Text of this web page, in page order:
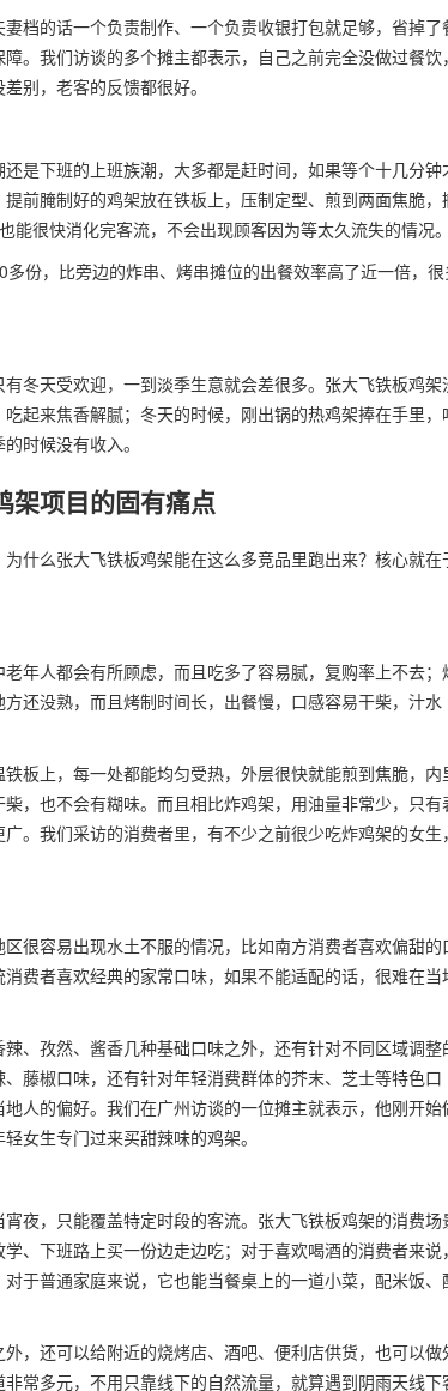
档的话一个负责制作、一个负责收银打包就足够，省掉了
。我们访谈的多个摊主都表示，自己之前完全没做过餐饮，
别，老客的反馈都很好。
是下班的上班族潮，大多都是赶时间，如果等个十几分钟
前腌制好的鸡架放在铁板上，压制定型、煎到两面焦脆，
很快消化完客流，不会出现顾客因为等太久流失的情况。
份，比旁边的炸串、烤串摊位的出餐效率高了近一倍，很
冬天受欢迎，一到淡季生意就会差很多。张大飞铁板鸡架
起来焦香解腻；冬天的时候，刚出锅的热鸡架捧在手里，
时候没有收入。
架项目的固有痛点
什么张大飞铁板鸡架能在这么多竞品里跑出来？核心就在
年人都会有所顾虑，而且吃多了容易腻，复购率上不去；
还没熟，而且烤制时间长，出餐慢，口感容易干柴，汁水
板上，每一处都能均匀受热，外层很快就能煎到焦脆，内
，也不会有糊味。而且相比炸鸡架，用油量非常少，只有
。我们采访的消费者里，有不少之前很少吃炸鸡架的女生，
很容易出现水土不服的情况，比如南方消费者喜欢偏甜的
费者喜欢经典的家常口味，如果不能适配的话，很难在当
、孜然、酱香几种基础口味之外，还有针对不同区域调整
藤椒口味，还有针对年轻消费群体的芥末、芝士等特色口
人的偏好。我们在广州访谈的一位摊主就表示，他刚开始
女生专门过来买甜辣味的鸡架。
夜，只能覆盖特定时段的客流。张大飞铁板鸡架的消费场
、下班路上买一份边走边吃；对于喜欢喝酒的消费者来说，
于普通家庭来说，它也能当餐桌上的一道小菜，配米饭、
，还可以给附近的烧烤店、酒吧、便利店供货，也可以做
常多元，不用只靠线下的自然流量，就算遇到阴雨天线下